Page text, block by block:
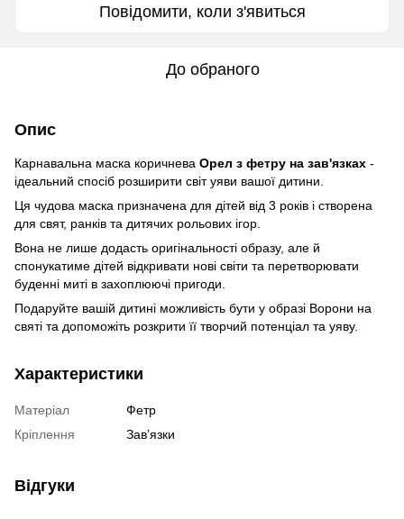
Повідомити, коли з'явиться
До обраного
Опис
Карнавальна маска коричнева Орел з фетру на зав'язках -
ідеальний спосіб розширити світ уяви вашої дитини.
Ця чудова маска призначена для дітей від 3 років і створена
для свят, ранків та дитячих рольових ігор.
Вона не лише додасть оригінальності образу, але й
спонукатиме дітей відкривати нові світи та перетворювати
буденні миті в захоплюючі пригоди.
Подаруйте вашій дитині можливість бути у образі Ворони на
святі та допоможіть розкрити її творчий потенціал та уяву.
Характеристики
Матеріал
Фетр
Кріплення
Завʼязки
Відгуки